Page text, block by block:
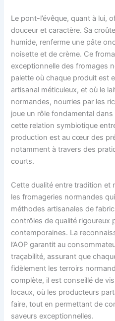
Le pont-l’évêque, quant à lui,
douceur et caractère. Sa
humide, renferme une pâte
noisette et de crème. Ce
exceptionnelle des fromages
palette où chaque produit est
artisanal méticuleux, et où le
normandes, nourries par les
joue un rôle fondamental
cette relation symbiotique
production est au cœur des
notamment à travers des
courts.
Cette dualité entre tradition et
les fromageries normandes
méthodes artisanales de
contrôles de qualité rigoureux
contemporaines. La
l’AOP garantit au
traçabilité, assurant que
fidèlement les terroirs
complète, il est conseillé de
locaux, où les producteurs
faire, tout en permettant de
saveurs exceptionnelles.